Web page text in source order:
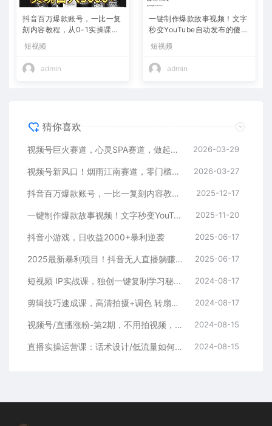
抖音百万爆款账号，一比一复
刻内容教程，从0-1实操课，
入10w+
短视频
admin
一键制作爆款故事视频！文字
秒变YouTube自动发布的傻瓜
短视频
admin
猜你喜欢
视频号巨火赛道，心灵SPA赛道，做起来超简单，每天收益800+ 2026-03-29
视频号新风口！烟雨江南赛道，零门槛日入 500+ 2026-03-27
抖音百万爆款账号，一比一复刻内容教程，从0-1实操课，小白也能学会，复制爆款，月入10w+ 2025-12-17
一键制作爆款故事视频！文字秒变YouTube自动发布的傻瓜式教程 2025-11-20
抖音小游戏，日收益2000+暴利逆袭 2025-06-17
2025最新暴利项目！抖音无人直播躺赚攻略！抖音无人直播3.0玩法！0门槛… 2025-06-17
短视频 IP实战课，独创一键复制学习秘籍，转战新领域，月赚五万轻松行 2024-08-17
剪辑技巧速成课，高清拍摄+调色 转扇子，建筑-抠图精通，新手秒变剪辑专家 2024-08-17
视频号/直播涨粉-第2期，不用拍视频，不用卖货，在直播间做菜，就可以搞钱 2024-08-15
直播实操运营课：话术设计/低流量如何提升/话术框架/全场燃爆/非常干货 2024-08-15